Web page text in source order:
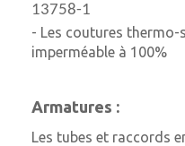
13758-1
- Les coutures
imperméable à 100%
Armatures :
Les tubes et raccords